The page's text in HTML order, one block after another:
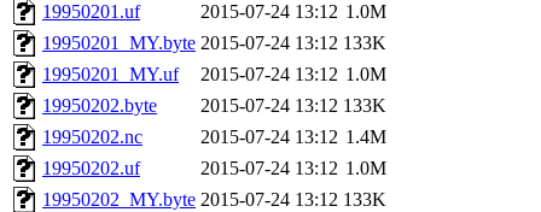
19950201.uf
2015-07-24 13:12 1.0M
19950201_MY.byte 2015-07-24 13:12 133K
19950201_MY.uf
2015-07-24 13:12 1.0M
19950202.byte
2015-07-24 13:12 133K
19950202.nc
2015-07-24 13:12 1.4M
19950202.uf
2015-07-24 13:12 1.0M
19950202_MY.byte 2015-07-24 13:12 133K